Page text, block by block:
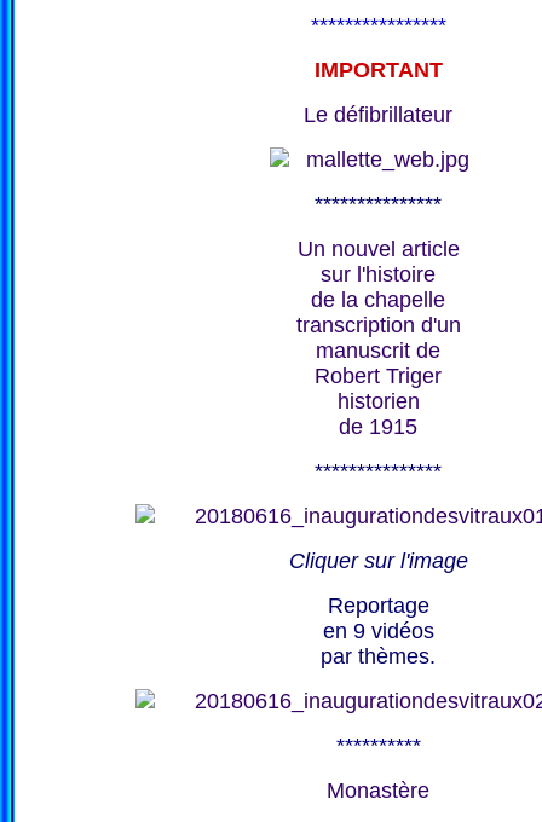
****************
IMPORTANT
Le défibrillateur
***************
Un nouvel article
sur l'histoire
de la chapelle
transcription d'un
manuscrit de
Robert Triger
historien
de 1915
***************
Cliquer sur l'image
Reportage
en 9 vidéos
par thèmes.
**********
Monastère